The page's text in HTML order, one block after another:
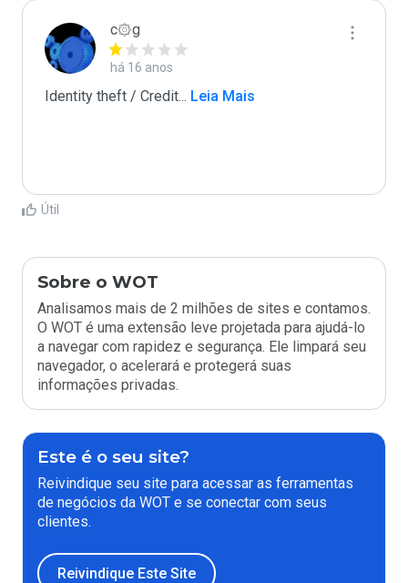
c۞g
há 16 anos
Identity theft / Credit... Leia Mais
Útil
Sobre o WOT
Analisamos mais de 2 milhões de sites e contamos.
O WOT é uma extensão leve projetada para ajudá-lo
a navegar com rapidez e segurança. Ele limpará seu
navegador, o acelerará e protegerá suas
informações privadas.
Este é o seu site?
Reivindique seu site para acessar as ferramentas
de negócios da WOT e se conectar com seus
clientes.
Reivindique Este Site